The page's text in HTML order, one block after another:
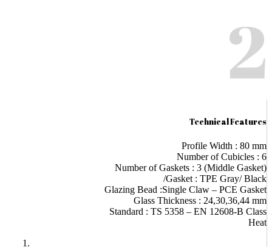
2
Technical Features
Profile Width : 80 mm
Number of Cubicles : 6
Number of Gaskets : 3 (Middle Gasket)
Gasket : TPE Gray/ Black/
Glazing Bead :Single Claw – PCE Gasket
Glass Thickness : 24,30,36,44 mm
Standard : TS 5358 – EN 12608-B Class
Heat